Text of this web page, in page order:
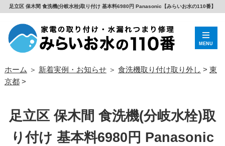
足立区 保木間 食洗機(分岐水栓)取り付け 基本料6980円 Panasonic【みらいお水の110番】
MENU
ホーム ＞ 新着実例・お知らせ＞ 食洗機取り付け取り外し > 東
京都>
足立区 保木間 食洗機(分岐水栓)取
り付け 基本料6980円 Panasonic